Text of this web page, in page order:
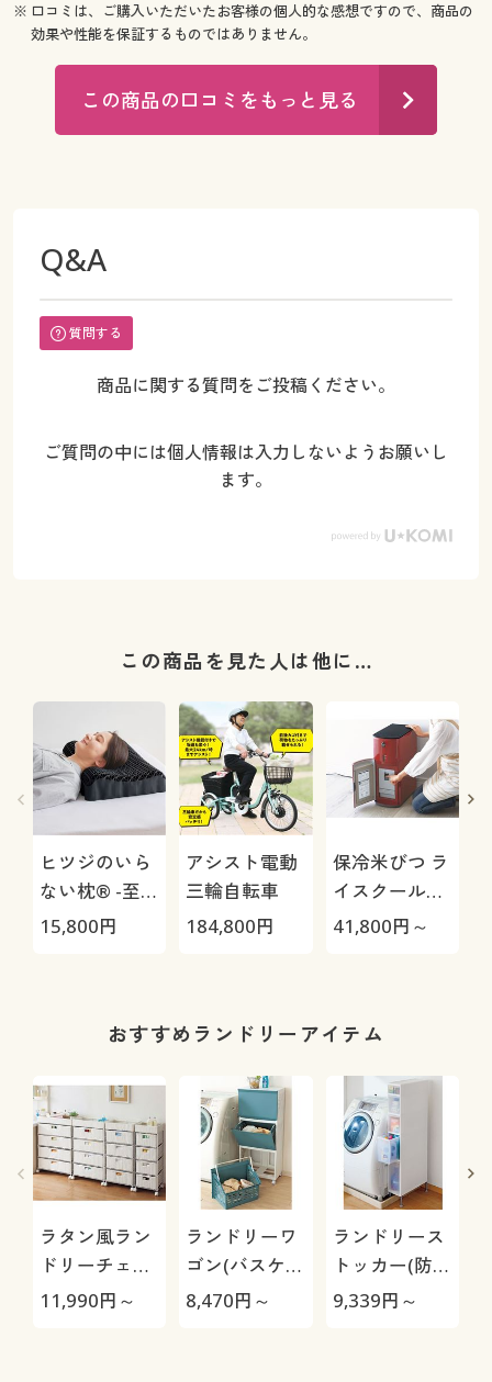
※ 口コミは、ご購入いただいたお客様の個人的な感想ですので、商品の
効果や性能を保証するものではありません。
この商品の口コミをもっと見る
Q&A
質問する
商品に関する質問をご投稿ください。
ご質問の中には個人情報は入力しないようお願いし
ます。
この商品を見た人は他に…
ヒツジのいら
ない枕® -至
極-
15,800円
アシスト電動
三輪自転車
184,800円
保冷米びつ ラ
イスクール
HRC-
41,800円～
おすすめランドリーアイテム
ラタン風ラン
ドリーチェス
ト(湿気や汚れ
11,990円～
ランドリーワ
ゴン(バスケッ
トにもなる)/
8,470円～
ランドリース
トッカー(防水
パンをまたい
9,339円～